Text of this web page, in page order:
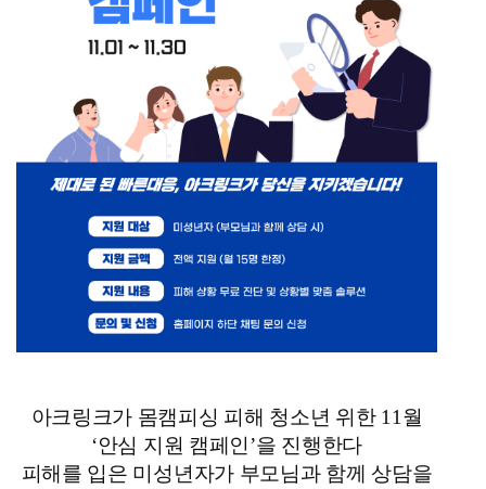
아크링크가 몸캠피싱 피해 청소년 위한 11월
‘안심 지원 캠페인’을 진행한다
피해를 입은 미성년자가 부모님과 함께 상담을